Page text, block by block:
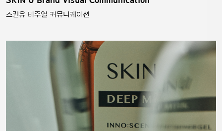
스킨유 비주얼 커뮤니케이션